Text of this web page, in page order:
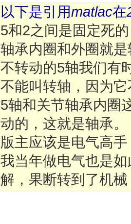
以下是引用matlac在
5和2之间是固定死
轴承内圈和外圈就
不转动的5轴我们有
不能叫转轴，因为
5轴和关节轴承内圈
动的，这就是轴承。
版主应该是电气高
我当年做电气也是
解，果断转到了机